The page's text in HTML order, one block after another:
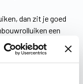
dan zit je goed
een
bijna onmogelijk
met warmteverlies